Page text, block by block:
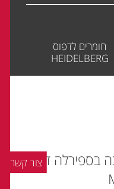
חומרים לדפוס
HEIDELBERG
בספירלה דבקצור קשר